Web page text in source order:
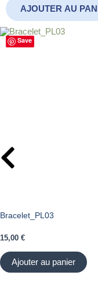
02
AJOUTER AU
Save
Bracelet_PL03
15,00 €
Ajouter au panier